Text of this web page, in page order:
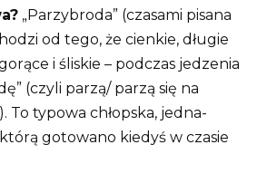
„Parzybroda” (czasami pisana
od tego, że cienkie, długie
i śliskie – podczas jedzenia
(czyli parzą/ parzą się na
To typowa chłopska, jedna-
gotowano kiedyś w czasie